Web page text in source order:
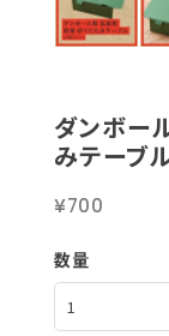
ダンボー
みテーブル
¥700
数量